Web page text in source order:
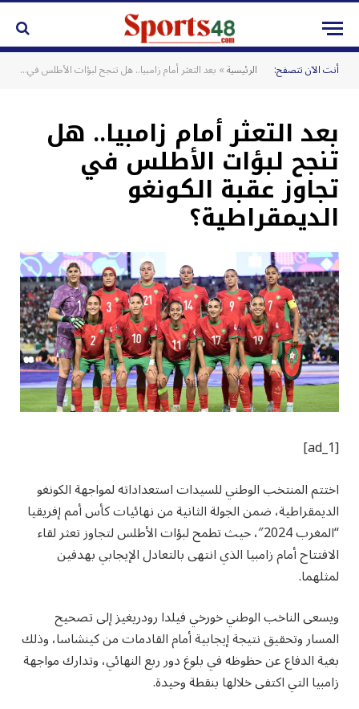
أنت الآن تتصفح: الرئيسية» بعد التعثر أمام زامبيا.. هل تنجح لبؤات الأطلس في تجاوز عقبة الكونغو الديمقراطية؟
بعد التعثر أمام زامبيا.. هل
تنجح لبؤات الأطلس في
تجاوز عقبة الكونغو
الديمقراطية؟
[ad_1]
اختتم المنتخب الوطني للسيدات استعداداته لمواجهة الكونغو
الديمقراطية، ضمن الجولة الثانية من نهائيات كأس أمم إفريقيا
“المغرب 2024″، حيث تطمح لبؤات الأطلس لتجاوز تعثر لقاء
الافتتاح أمام زامبيا الذي انتهى بالتعادل الإيجابي بهدفين
لمثلهما.
ويسعى الناخب الوطني خورخي فيلدا رودريغيز إلى تصحيح
المسار وتحقيق نتيجة إيجابية أمام القادمات من كينشاسا، وذلك
بغية الدفاع عن حظوظه في بلوغ دور ربع النهائي، وتدارك مواجهة
زامبيا التي اكتفى خلالها بنقطة وحيدة.